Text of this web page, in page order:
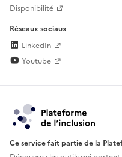
Disponibilité
Réseaux sociaux
LinkedIn
Youtube
Ce service fait partie de la